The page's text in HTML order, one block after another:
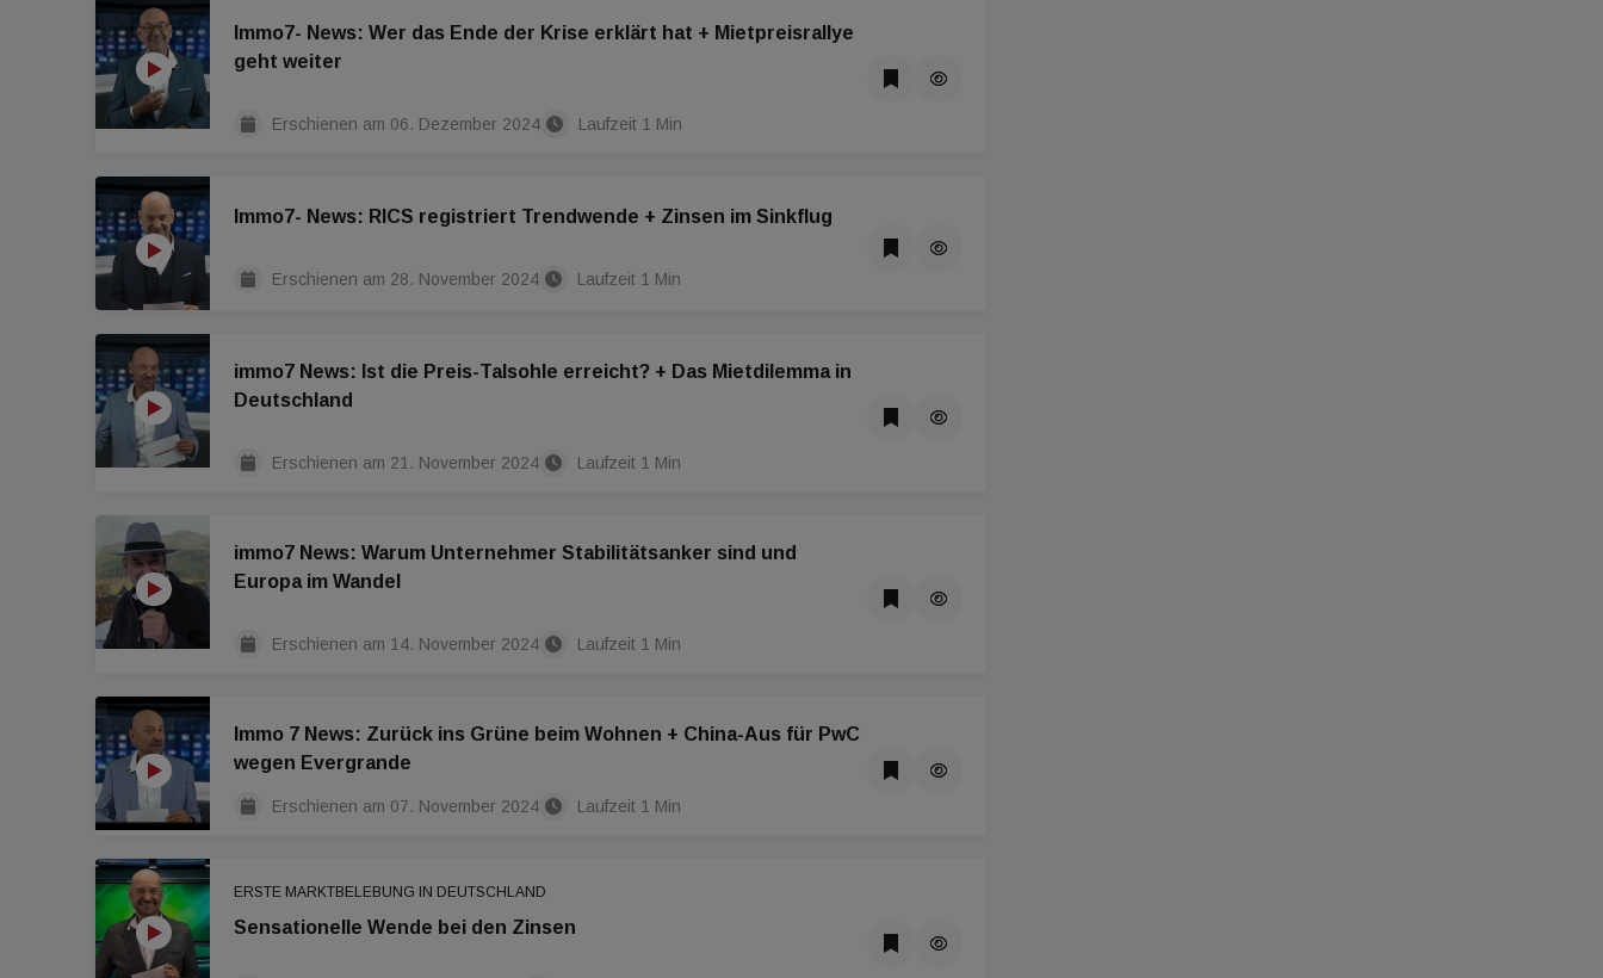
Immo7- News: Wer das Ende der Krise erklärt hat + Mietpreisrallye
geht weiter
Erschienen am 06. Dezember 2024 Laufzeit 1 Min
Immo7- News: RICS registriert Trendwende + Zinsen im Sinkflug
Erschienen am 28. November 2024 Laufzeit 1 Min
immo7 News: Ist die Preis-Talsohle erreicht? + Das Mietdilemma in
Deutschland
Erschienen am 21. November 2024 Laufzeit 1 Min
immo7 News: Warum Unternehmer Stabilitätsanker sind und
Europa im Wandel
Erschienen am 14. November 2024 Laufzeit 1 Min
Immo 7 News: Zurück ins Grüne beim Wohnen + China-Aus für PwC
wegen Evergrande
Erschienen am 07. November 2024 Laufzeit 1 Min
ERSTE MARKTBELEBUNG IN DEUTSCHLAND
Sensationelle Wende bei den Zinsen